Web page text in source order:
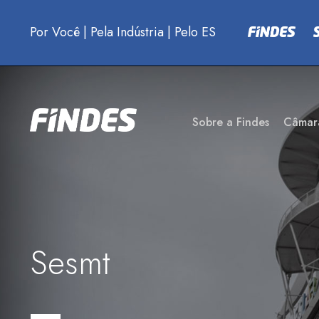
Por Você | Pela Indústria | Pelo ES
Sobre a Findes
Sesmt